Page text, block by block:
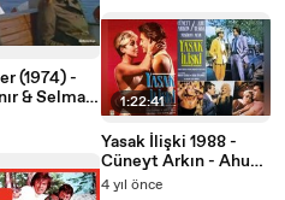
(1974) -
& Selma
1:22:41
Yasak İlişki 1988 -
Cüneyt Arkın - Ahu
Tuğba
4 yıl önce